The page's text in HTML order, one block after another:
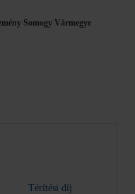
Somogy Vármegye
Térítési díj